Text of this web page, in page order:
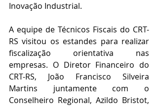
Inovação Industrial.
A equipe de Técnicos Fiscais do CRT-
RS visitou os estandes para realizar
fiscalização orientativa nas
empresas. O Diretor Financeiro do
CRT-RS, João Francisco Silveira
Martins juntamente com o
Conselheiro Regional, Azildo Bristot,